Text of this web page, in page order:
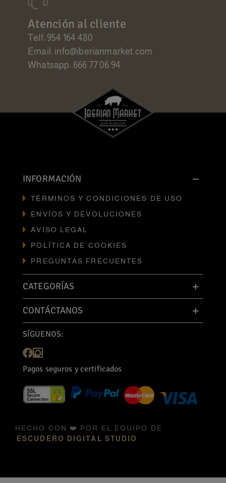
Atención al cliente
Telf: 954 164 480
Email: info@iberianmarket.com
Whatsapp: 666 77 06 94
INFORMACIÓN
TÉRMINOS Y CONDICIONES DE USO
ENVÍOS Y DEVOLUCIONES
AVISO LEGAL
POLÍTICA DE COOKIES
PREGUNTAS FRECUENTES
CATEGORÍAS
CONTÁCTANOS
SÍGUENOS:
Pagos seguros y certificados
HECHO CON ❤️ POR EL EQUIPO DE
ESCUDERO DIGITAL STUDIO